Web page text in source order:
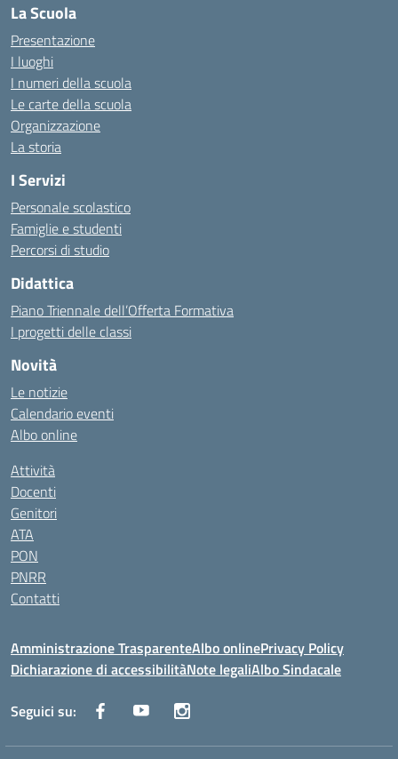
La Scuola
Presentazione
I luoghi
I numeri della scuola
Le carte della scuola
Organizzazione
La storia
I Servizi
Personale scolastico
Famiglie e studenti
Percorsi di studio
Didattica
Piano Triennale dell’Offerta Formativa
I progetti delle classi
Novità
Le notizie
Calendario eventi
Albo online
Attività
Docenti
Genitori
ATA
PON
PNRR
Contatti
Amministrazione TrasparenteAlbo onlinePrivacy Policy
Dichiarazione di accessibilitàNote legaliAlbo Sindacale
Seguici su: